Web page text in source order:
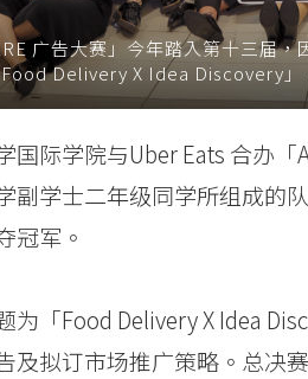
广告大赛」今年踏入第十三届
Delivery X Idea Discovery」
国际学院与Uber Eats 合办「
副学士二年级同学所组成的
冠军。
为「Food Delivery X Idea
及拟订市场推广策略。总决